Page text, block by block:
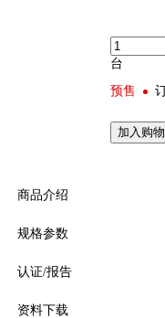
台
预售
加入购
商品介绍
规格参数
认证/报告
资料下载